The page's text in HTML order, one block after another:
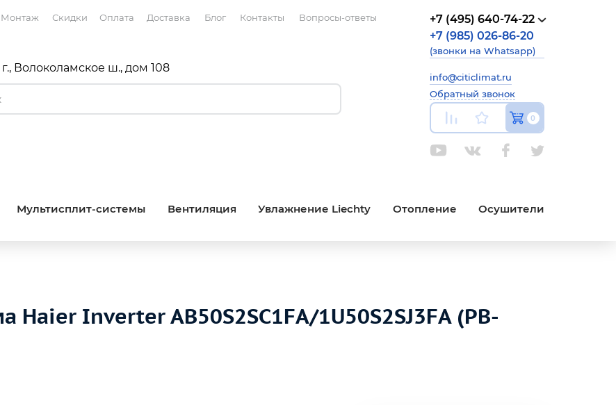
Монтаж Скидки Оплата Доставка Блог Контакты Вопросы-ответы
Волоколамское ш., дом 108
+7 (495) 640-74-22
+7 (985) 026-86-20
(звонки на Whatsapp)
info@citiclimat.ru
Обратный звонок
0
Мультисплит-системы Вентиляция Увлажнение Liechty Отопление Осушители
Haier Inverter AB50S2SC1FA/1U50S2SJ3FA (PB-